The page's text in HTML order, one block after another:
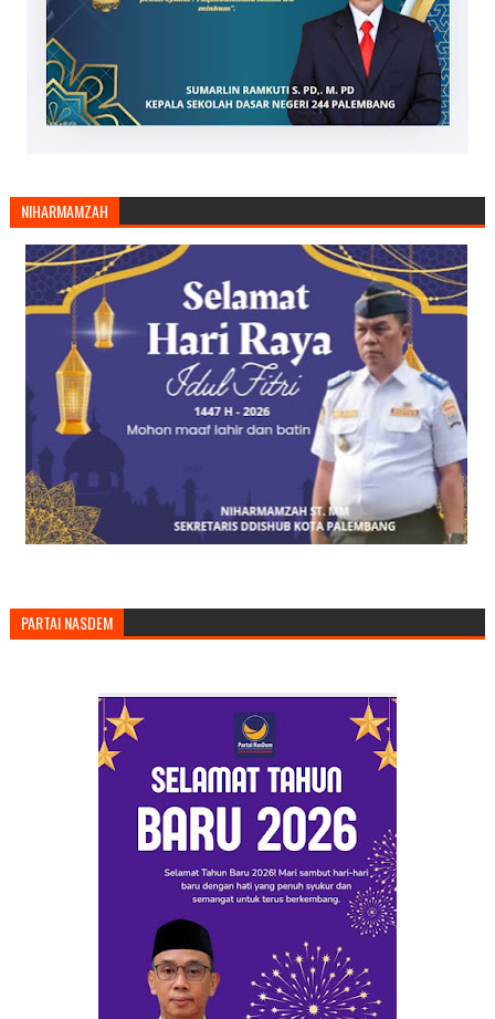
NIHARMAMZAH
PARTAI NASDEM